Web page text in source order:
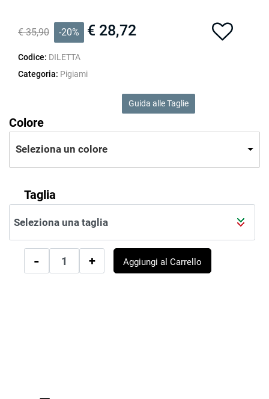
€ 35,90 -20% € 28,72
Codice: DILETTA
Categoria: Pigiami
Guida alle Taglie
Colore
Seleziona un colore
Taglia
Aggiungi al Carrello